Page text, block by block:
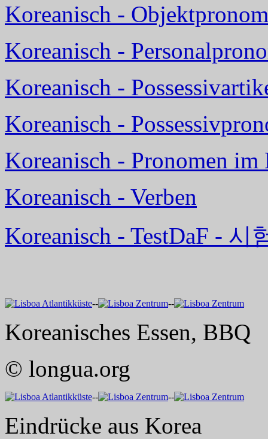
Koreanisch -
Koreanisch -
Koreanisch -
Koreanisch -
Koreanisch - Pronomen im
Koreanisch - Verben
Koreanisch - TestDaF - 시
-- --
Koreanisches Essen, BBQ
© longua.org
-- --
Eindrücke aus Korea